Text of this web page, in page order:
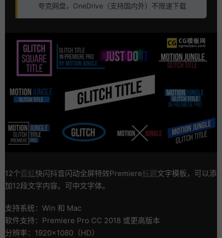
夸克网盘，OneDrive（支持国内外）不限速下载
12个霓虹快闪抖音闪动全屏特效Premiere标题文字模板，可以添
加12段文字内容。可中文字体。
支持系统：Win 和 Mac
软件支持：Premiere Pro CC 2018 或更高版本
分辨率：1920×1080（HD）